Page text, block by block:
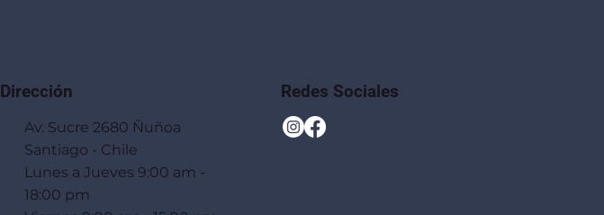
Dirección
Av. Sucre 2680 Ñuñoa
Santiago - Chile
Lunes a Jueves 9:00 am -
18:00 pm
Redes Sociales